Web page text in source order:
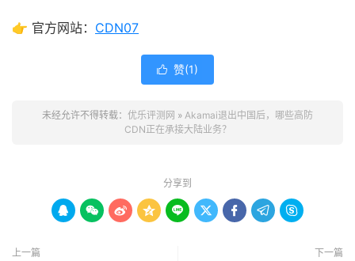
👉 官方网站： CDN07
 赞(1)
未经允许不得转载： 优乐评测网 » Akamai退出中国后，哪些高防
CDN正在承接大陆业务？
分享到
        
上一篇 下一篇